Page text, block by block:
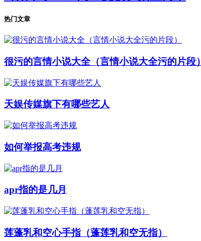
热门文章
很污的言情小说大全（言情小说大全污的片段）
天娱传媒旗下有哪些艺人
如何举报高考违规
apr指的是几月
莲蓬乳和空心手指（蓬莲乳和空无指）